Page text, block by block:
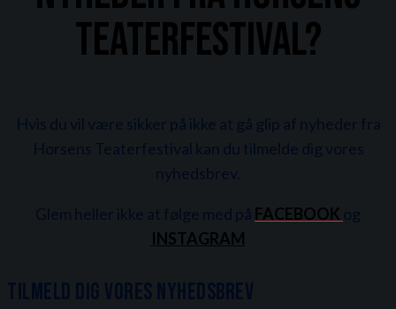
Teaterfestival?
FACEBOOK
INSTAGRAM